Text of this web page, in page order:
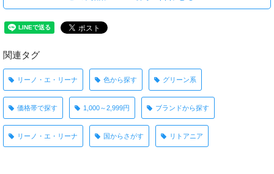
関連タグ
リーノ・エ・リーナ 色から探す グリーン系
価格帯で探す 1,000～2,999円 ブランドから探す
リーノ・エ・リーナ 国からさがす リトアニア